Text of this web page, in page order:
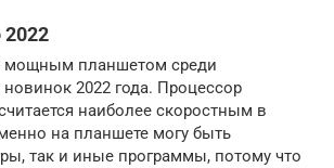
2022
мощным планшетом среди
2022 года. Процессор
наиболее скоростным в
на планшете могу быть
так и иные программы, потому что